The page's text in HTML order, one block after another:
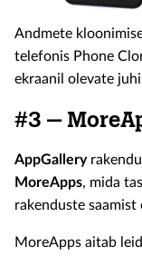
Andmete
telefonis Phone
ekraanil olevate
#3 –
AppGallery
MoreApps, mida
rakenduste saamist
MoreApps aitab